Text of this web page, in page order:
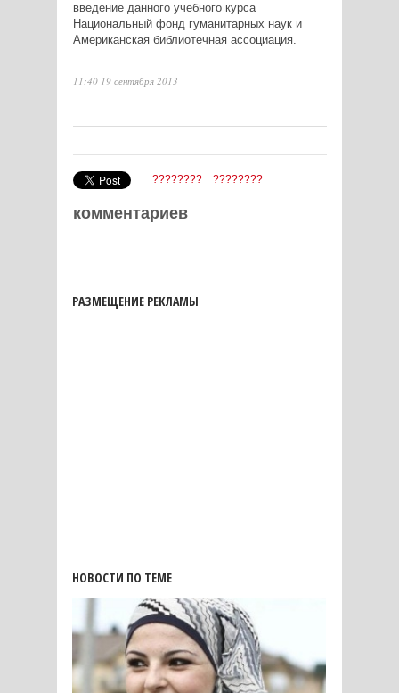
введение данного учебного курса
Национальный фонд гуманитарных наук и
Американская библиотечная ассоциация.
11:40 19 сентября 2013
???????? ????????
комментариев
РАЗМЕЩЕНИЕ РЕКЛАМЫ
НОВОСТИ ПО ТЕМЕ